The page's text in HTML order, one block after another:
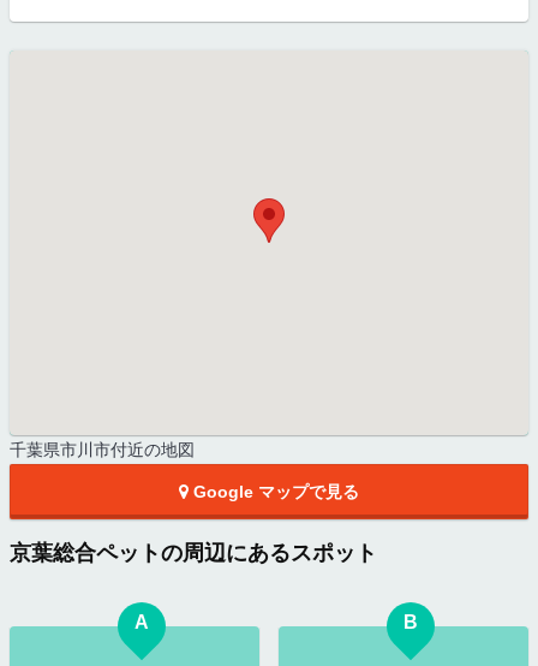
千葉県市川市付近の地図
Google マップで見る
京葉総合ペットの周辺にあるスポット
A B